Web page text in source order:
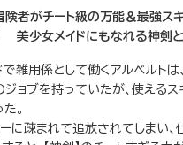
者がチート級の万能＆最強スキ
美少女メイドにもなれる神剣と
雑用係として働くアルベルトは
ジョブを持っていたが、使える
。
に疎まれて追放されてしまい、